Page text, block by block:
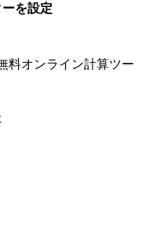
ーを設定
料オンライン計算ツー